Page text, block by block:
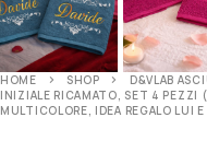
HOME SHOP
D&VLAB
INIZIALE RICAMATO, SET 4 PEZZI
MULTICOLORE, IDEA REGALO LUI